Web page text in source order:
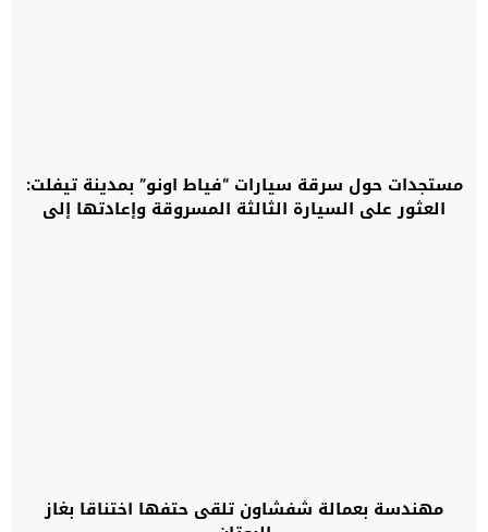
مستجدات حول سرقة سيارات “فياط اونو” بمدينة تيفلت:
العثور على السيارة الثالثة المسروقة وإعادتها إلى
مهندسة بعمالة شفشاون تلقى حتفها اختناقا بغاز